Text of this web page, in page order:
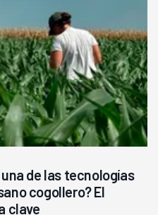
de las tecnologías
cogollero? El
clave